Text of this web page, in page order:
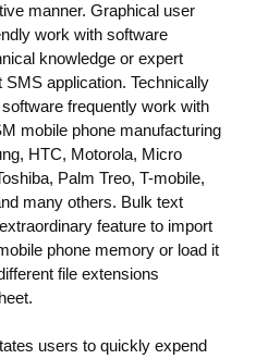
manner. Graphical user
work with software
knowledge or expert
application. Technically
frequently work with
mobile phone manufacturing
HTC, Motorola, Micro
Palm Treo, T-mobile,
many others. Bulk text
feature to import
phone memory or load it
file extensions
users to quickly expend